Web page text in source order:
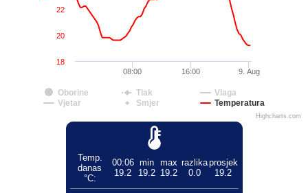
Oborine Tlak
Vlaga
Vjetar
Smjer Temperatura
9. Aug
08:00 16:00
18
20
22
Highcharts.com
Temp.
danas
°C:
00:06
19.2
min
19.2
max
19.2
razlika
0.0
prosjek
19.2